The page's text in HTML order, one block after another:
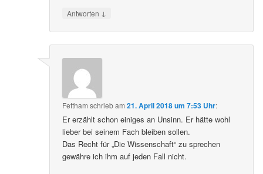
Antworten ↓
Fettham schriebam21. April 2018 um 7:53 Uhr:
Er erzählt schon einiges an Unsinn. Er hätte wohl
lieber bei seinem Fach bleiben sollen.
Das Recht für „Die Wissenschaft“ zu sprechen
gewähre ich ihm auf jeden Fall nicht.